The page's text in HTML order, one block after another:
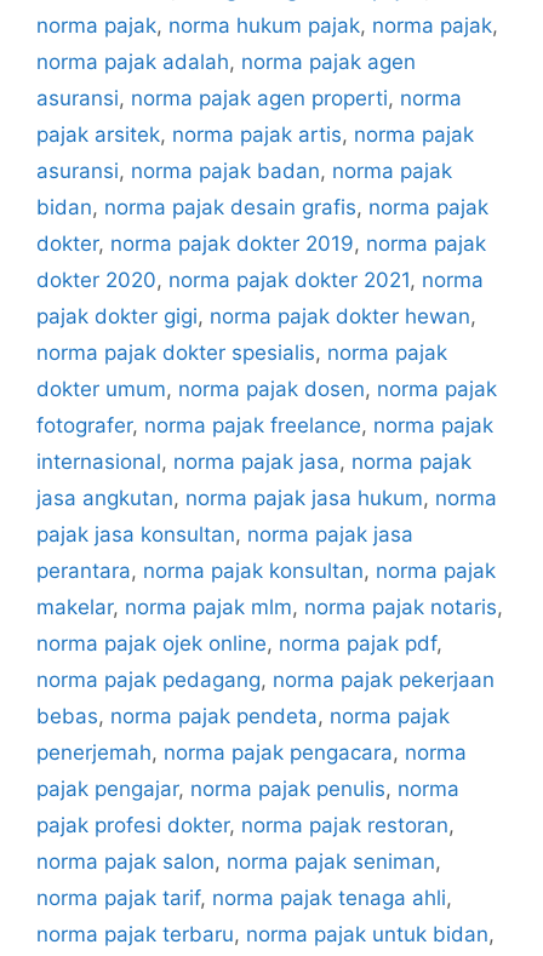
norma pajak, norma hukum pajak, norma pajak,
norma pajak adalah, norma pajak agen
asuransi, norma pajak agen properti, norma
pajak arsitek, norma pajak artis, norma pajak
asuransi, norma pajak badan, norma pajak
bidan, norma pajak desain grafis, norma pajak
dokter, norma pajak dokter 2019, norma pajak
dokter 2020, norma pajak dokter 2021, norma
pajak dokter gigi, norma pajak dokter hewan,
norma pajak dokter spesialis, norma pajak
dokter umum, norma pajak dosen, norma pajak
fotografer, norma pajak freelance, norma pajak
internasional, norma pajak jasa, norma pajak
jasa angkutan, norma pajak jasa hukum, norma
pajak jasa konsultan, norma pajak jasa
perantara, norma pajak konsultan, norma pajak
makelar, norma pajak mlm, norma pajak notaris,
norma pajak ojek online, norma pajak pdf,
norma pajak pedagang, norma pajak pekerjaan
bebas, norma pajak pendeta, norma pajak
penerjemah, norma pajak pengacara, norma
pajak pengajar, norma pajak penulis, norma
pajak profesi dokter, norma pajak restoran,
norma pajak salon, norma pajak seniman,
norma pajak tarif, norma pajak tenaga ahli,
norma pajak terbaru, norma pajak untuk bidan,